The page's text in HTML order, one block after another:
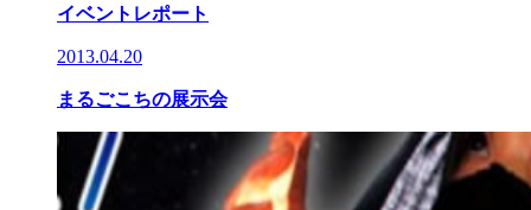
イベントレポート
2013.04.20
まるごこちの展示会